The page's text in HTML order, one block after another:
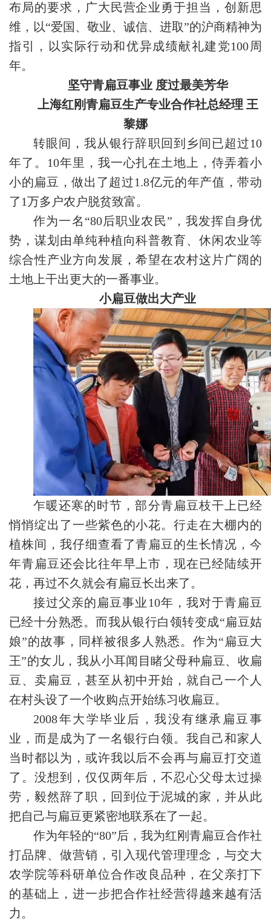
布局的要求，广大民营企业勇于担当，创新思
维，以“爱国、敬业、诚信、进取”的沪商精神为
指引，以实际行动和优异成绩献礼建党100周
年。
坚守青扁豆事业 度过最美芳华
上海红刚青扁豆生产专业合作社总经理 王
黎娜
转眼间，我从银行辞职回到乡间已超过10
年了。10年里，我一心扎在土地上，侍弄着小
小的扁豆，做出了超过1.8亿元的年产值，带动
了1万多户农户脱贫致富。
作为一名“80后职业农民”，我发挥自身优
势，谋划由单纯种植向科普教育、休闲农业等
综合性产业方向发展，希望在农村这片广阔的
土地上干出更大的一番事业。
小扁豆做出大产业
乍暖还寒的时节，部分青扁豆枝干上已经
悄悄绽出了一些紫色的小花。行走在大棚内的
植株间，我仔细查看了青扁豆的生长情况，今
年青扁豆还会比往年早上市，现在已经陆续开
花，再过不久就会有扁豆长出来了。
接过父亲的扁豆事业10年，我对于青扁豆
已经十分熟悉。而我从银行白领转变成“扁豆姑
娘”的故事，同样被很多人熟悉。作为“扁豆大
王”的女儿，我从小耳闻目睹父母种扁豆、收扁
豆、卖扁豆，甚至从初中开始，就自己一个人
在村头设了一个收购点开始练习收扁豆。
2008年大学毕业后，我没有继承扁豆事
业，而是成为了一名银行白领。我自己和家人
当时都以为，或许我以后不会再与扁豆打交道
了。没想到，仅仅两年后，不忍心父母太过操
劳，毅然辞了职，回到位于泥城的家，并从此
把自己与扁豆更紧密地联系在了一起。
作为年轻的“80”后，我为红刚青扁豆合作社
打品牌、做营销，引入现代管理理念，与交大
农学院等科研单位合作改良品种，在父亲打下
的基础上，进一步把合作社经营得越来越有活
力。